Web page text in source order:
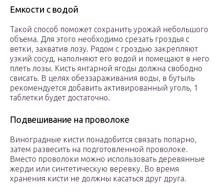
Емкости с водой
Такой способ поможет сохранить урожай небольшого
объема. Для этого необходимо срезать гроздья с
ветки, захватив лозу. Рядом с гроздью закрепляют
узкий сосуд, наполняют его водой и помещают в него
плеть лозы. Кисть янтарной ягоды должна свободно
свисать. В целях обеззараживания воды, в бутыль
рекомендуется добавить активированный уголь, 1
таблетки будет достаточно.
Подвешивание на проволоке
Виноградные кисти понадобится связать попарно,
затем развесить на подготовленной проволоке.
Вместо проволоки можно использовать деревянные
жерди или синтетическую веревку. Во время
хранения кисти не должны касаться друг друга.